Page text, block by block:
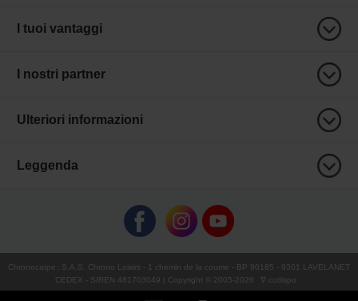
I tuoi vantaggi
I nostri partner
Ulteriori informazioni
Leggenda
Chronocarpe : S.A.S. Chrono Loisirs - 1 chemin de la coume - BP 90185 - 9301 LAVELANET
CEDEX - SIREN 481703049 | Copyright © 2005-2026 ∇ ccdispo